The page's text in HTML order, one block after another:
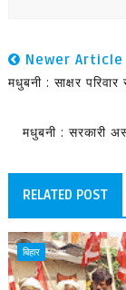
Newer Article
मधुबनी : साक्षर
मधुबनी : सरकारी
RELATED POST
बिहार